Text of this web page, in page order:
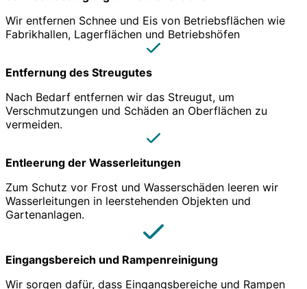
Wir entfernen Schnee und Eis von Betriebsflächen wie
Fabrikhallen, Lagerflächen und Betriebshöfen
Entfernung des Streugutes
Nach Bedarf entfernen wir das Streugut, um
Verschmutzungen und Schäden an Oberflächen zu
vermeiden.
Entleerung der Wasserleitungen
Zum Schutz vor Frost und Wasserschäden leeren wir
Wasserleitungen in leerstehenden Objekten und
Gartenanlagen.
Eingangsbereich und Rampenreinigung
Wir sorgen dafür, dass Eingangsbereiche und Rampen